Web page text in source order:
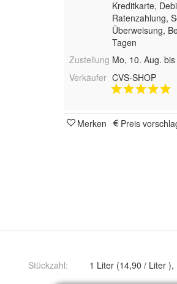
Kreditkarte,
Ratenzahlung,
Überweisung,
Tagen
Zustellung Mo, 10. Aug.
Verkäufer CVS-SHOP
Merken Preis
Stückzahl: 1 Liter (14,90 / Liter